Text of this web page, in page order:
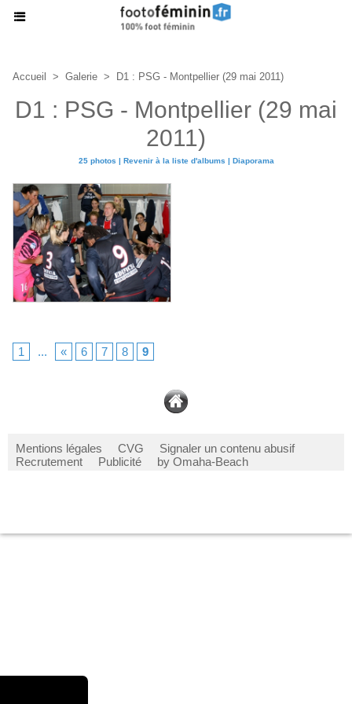
Accueil > Galerie > D1 : PSG - Montpellier (29 mai 2011)
D1 : PSG - Montpellier (29 mai
2011)
25 photos | Revenir à la liste d'albums | Diaporama
1 ... « 6 7 8 9
Mentions légales CVG
Signaler un contenu abusif
Recrutement
Publicité by Omaha-Beach